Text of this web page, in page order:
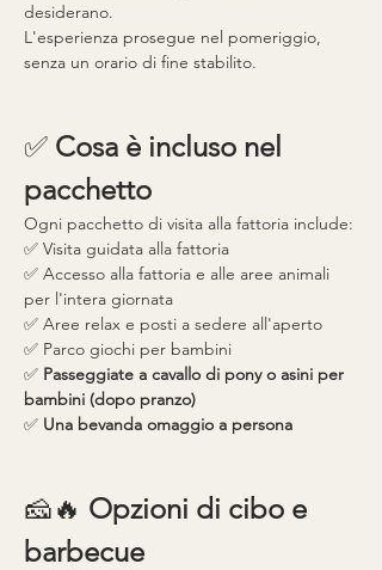
desiderano.
L'esperienza prosegue nel pomeriggio,
senza un orario di fine stabilito.
✅ Cosa è incluso nel
pacchetto
Ogni pacchetto di visita alla fattoria include:
✅ Visita guidata alla fattoria
✅ Accesso alla fattoria e alle aree animali
per l'intera giornata
✅ Aree relax e posti a sedere all'aperto
✅ Parco giochi per bambini
✅ Passeggiate a cavallo di pony o asini per
bambini (dopo pranzo)
✅ Una bevanda omaggio a persona
🧀🔥 Opzioni di cibo e
barbecue